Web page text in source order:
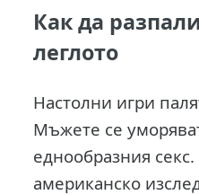
Как да
леглото
Настолни игри
Мъжете се
еднообразния
американско